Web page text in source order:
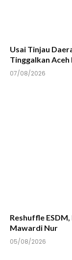
Usai Tinjau
Tinggalkan
07/08/2026
Reshuffle
Mawardi Nur
05/08/2026